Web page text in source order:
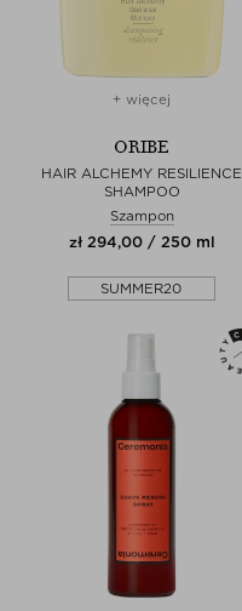
+ więcej
ORIBE
HAIR ALCHEMY RESILIENCE
SHAMPOO
Szampon
zł 294,00 / 250 ml
SUMMER20